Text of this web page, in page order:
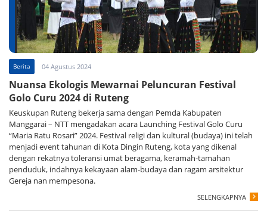
Berita 04 Agustus 2024
Nuansa Ekologis Mewarnai Peluncuran Festival
Golo Curu 2024 di Ruteng
Keuskupan Ruteng bekerja sama dengan Pemda Kabupaten
Manggarai – NTT mengadakan acara Launching Festival Golo Curu
“Maria Ratu Rosari” 2024. Festival religi dan kultural (budaya) ini telah
menjadi event tahunan di Kota Dingin Ruteng, kota yang dikenal
dengan rekatnya toleransi umat beragama, keramah-tamahan
penduduk, indahnya kekayaan alam-budaya dan ragam arsitektur
Gereja nan mempesona.
SELENGKAPNYA